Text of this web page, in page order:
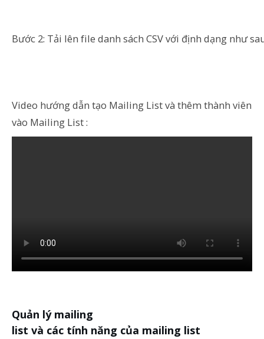
Bước 2: Tải lên file danh sách CSV với định dạng như
Video hướng dẫn tạo Mailing List và thêm thành viên
vào Mailing List :
Quản lý mailing
list và các tính năng của mailing list